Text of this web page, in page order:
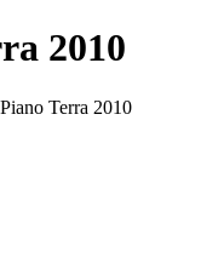
2010
Terra 2010